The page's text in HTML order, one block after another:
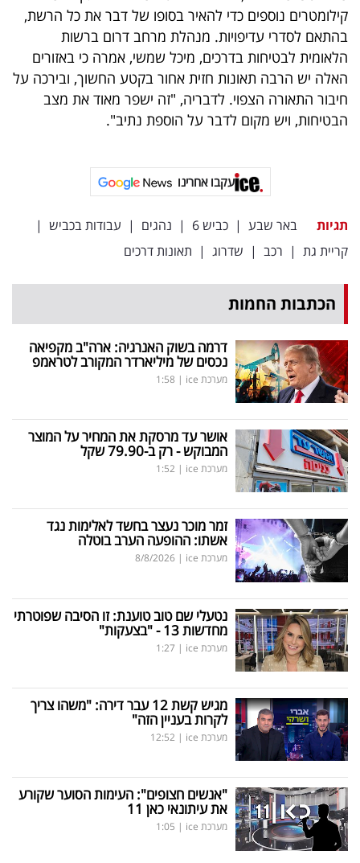
פרסמו
באייס
עקבו
אחרינו:
קילומטרים נוספים כדי להאיר בסופו של דבר את כל הרשת,
בהתאם לסדרי עדיפויות. מנהלת מרחב דרום ברשות
הלאומית לבטיחות בדרכים, מיכל שמשי, אמרה כי באזורים
האלה יש הרבה תאונות חזית אחור בקטע החשוך, ובירכה על
חיבור התאורה הצפוי. לדבריה, "זה ישפר מאוד את מצב
הבטיחות, ויש מקום לדבר על הוספת נתיב".
עקבו אחרינו
תגיות באר שבע | כביש 6 | נהגים | עבודות בכביש |
קריית גת | רכב | שדרוג | תאונות דרכים
הכתבות החמות
דרמה בשוק האנרגיה: ארה"ב מקפיאה
נכסים של מיליארדר המקורב לטראמפ
מערכת ice |
1:58
אושר עד מרסקת את המחיר על המוצר
המבוקש - רק ב-79.90 שקל
מערכת ice |
1:52
זמר מוכר נעצר בחשד לאלימות נגד
אשתו: ההופעה הערב בוטלה
מערכת ice |
8/8/2026
נטעלי שם טוב טוענת: זו הסיבה שפוטרתי
מחדשות 13 - "בצעקות"
מערכת ice |
1:27
מגיש קשת 12 עבר דירה: "משהו צריך
לקרות בעניין הזה"
מערכת ice |
12:52
"אנשים חצופים": העימות הסוער שקורע
את עיתונאי כאן 11
מערכת ice |
1:05